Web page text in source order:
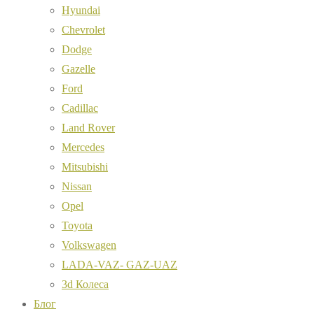
Hyundai
Chevrolet
Dodge
Gazelle
Ford
Cadillac
Land Rover
Mercedes
Mitsubishi
Nissan
Opel
Toyota
Volkswagen
LADA-VAZ- GAZ-UAZ
3d Колеса
Блог